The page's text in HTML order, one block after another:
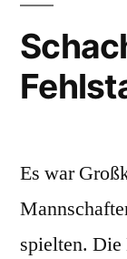
Es war
spielten. Die